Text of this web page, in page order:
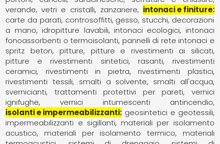
verande vetri e cristalli zanzariere
intonaci e finiture
carte da parati controsoffitti gesso, stucchi, decorazioni
a mano idropitture lavabili intonaci ecologici intonaci
fonoassorbenti o termoisolanti pannelli di rete intonaci e
spritz beton
pitture
pitture e rivestimenti ai silicati
pitture e rivestimenti sintetici
rasanti
rivestimenti
ceramici
rivestimenti in pietra
rivestimenti plastici
rivestimenti tessili
smalti a solvente
smalti all'acqua
svernicianti
trattamenti protettivi per pareti
vernici
ignifughe
vernici intumescenti antincendio
isolanti e impermeabilizzanti geosintetici e geotessili
impermeabilizzanti e sigillanti materiali per isolamento
acustico
materiali per isolamento termico
materiali